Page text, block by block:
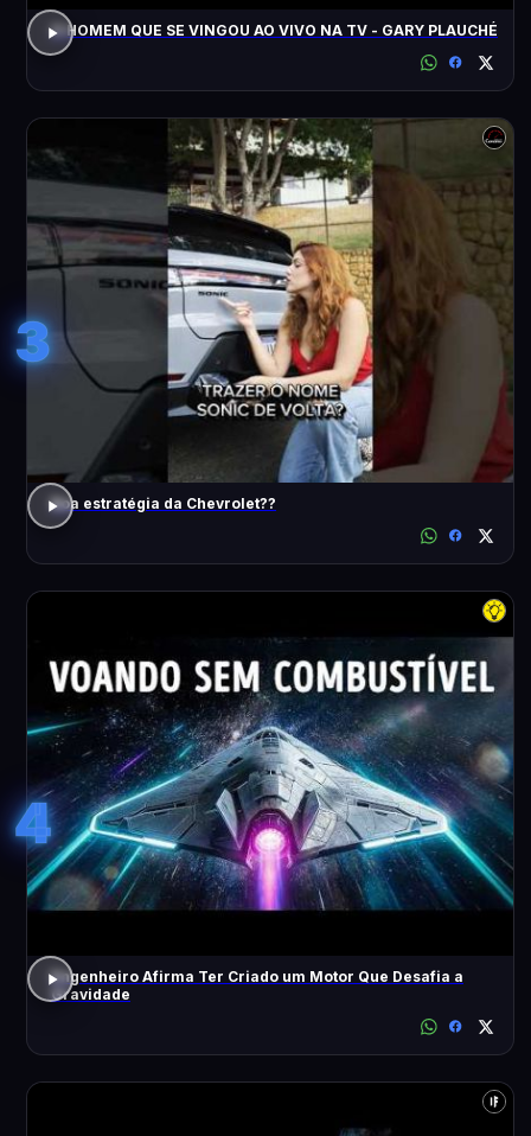
O HOMEM QUE SE VINGOU AO VIVO NA TV - GARY PLAUCHÉ
3
Boa estratégia da Chevrolet??
4
Engenheiro Afirma Ter Criado um Motor Que Desafia a
Gravidade